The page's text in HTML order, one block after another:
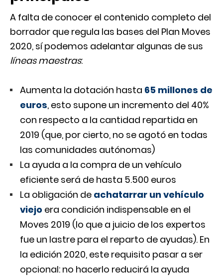
A falta de conocer el contenido completo del
borrador que regula las bases del Plan Moves
2020, sí podemos adelantar algunas de sus
líneas maestras:
Aumenta la dotación hasta 65 millones de
euros, esto supone un incremento del 40%
con respecto a la cantidad repartida en
2019 (que, por cierto, no se agotó en todas
las comunidades autónomas)
La ayuda a la compra de un vehículo
eficiente será de hasta 5.500 euros
La obligación de achatarrar un vehículo
viejo era condición indispensable en el
Moves 2019 (lo que a juicio de los expertos
fue un lastre para el reparto de ayudas). En
la edición 2020, este requisito pasar a ser
opcional: no hacerlo reducirá la ayuda